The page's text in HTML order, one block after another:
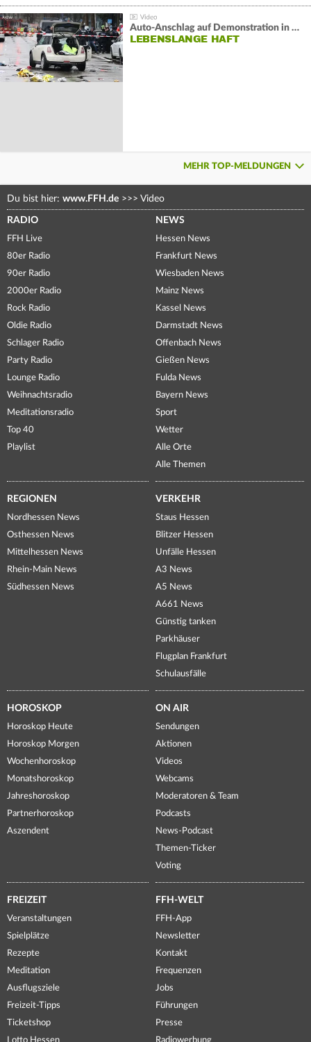
Auto-Anschlag auf Demonstration in München:
LEBENSLANGE HAFT
MEHR TOP-MELDUNGEN
Du bist hier: www.FFH.de >>> Video
RADIO
FFH Live
80er Radio
90er Radio
2000er Radio
Rock Radio
Oldie Radio
Schlager Radio
Party Radio
Lounge Radio
Weihnachtsradio
Meditationsradio
Top 40
Playlist
NEWS
Hessen News
Frankfurt News
Wiesbaden News
Mainz News
Kassel News
Darmstadt News
Offenbach News
Gießen News
Fulda News
Bayern News
Sport
Wetter
Alle Orte
Alle Themen
REGIONEN
Nordhessen News
Osthessen News
Mittelhessen News
Rhein-Main News
Südhessen News
VERKEHR
Staus Hessen
Blitzer Hessen
Unfälle Hessen
A3 News
A5 News
A661 News
Günstig tanken
Parkhäuser
Flugplan Frankfurt
Schulausfälle
HOROSKOP
Horoskop Heute
Horoskop Morgen
Wochenhoroskop
Monatshoroskop
Jahreshoroskop
Partnerhoroskop
Aszendent
ON AIR
Sendungen
Aktionen
Videos
Webcams
Moderatoren & Team
Podcasts
News-Podcast
Themen-Ticker
Voting
FREIZEIT
Veranstaltungen
Spielplätze
Rezepte
Meditation
Ausflugsziele
Freizeit-Tipps
Ticketshop
Lotto Hessen
FFH-WELT
FFH-App
Newsletter
Kontakt
Frequenzen
Jobs
Führungen
Presse
Radiowerbung